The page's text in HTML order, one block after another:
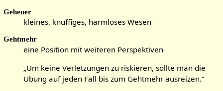
Geheuer
kleines, knuffiges, harmloses Wesen
Gehtmehr
eine Position mit weiteren Perspektiven
„Um keine Verletzungen zu riskieren, sollte man die
Übung auf jeden Fall bis zum Gehtmehr ausreizen.“